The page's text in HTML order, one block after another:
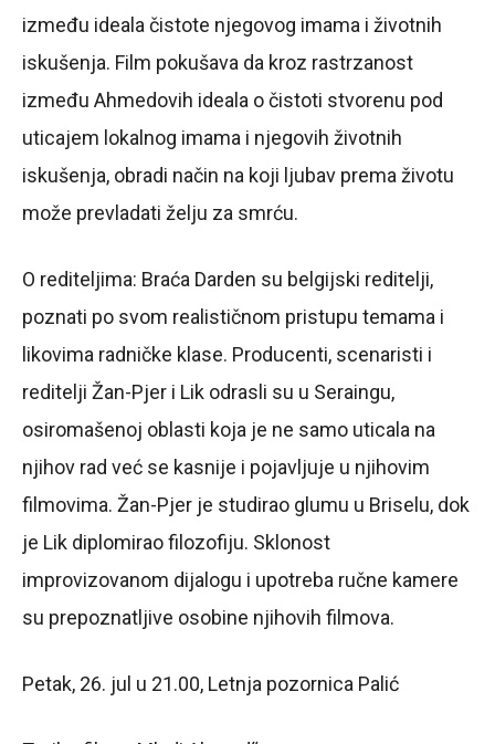
između ideala čistote njegovog imama i životnih
iskušenja. Film pokušava da kroz rastrzanost
između Ahmedovih ideala o čistoti stvorenu pod
uticajem lokalnog imama i njegovih životnih
iskušenja, obradi način na koji ljubav prema životu
može prevladati želju za smrću.
O rediteljima: Braća Darden su belgijski reditelji,
poznati po svom realističnom pristupu temama i
likovima radničke klase. Producenti, scenaristi i
reditelji Žan-Pjer i Lik odrasli su u Seraingu,
osiromašenoj oblasti koja je ne samo uticala na
njihov rad već se kasnije i pojavljuje u njihovim
filmovima. Žan-Pjer je studirao glumu u Briselu, dok
je Lik diplomirao filozofiju. Sklonost
improvizovanom dijalogu i upotreba ručne kamere
su prepoznatljive osobine njihovih filmova.
Petak, 26. jul u 21.00, Letnja pozornica Palić